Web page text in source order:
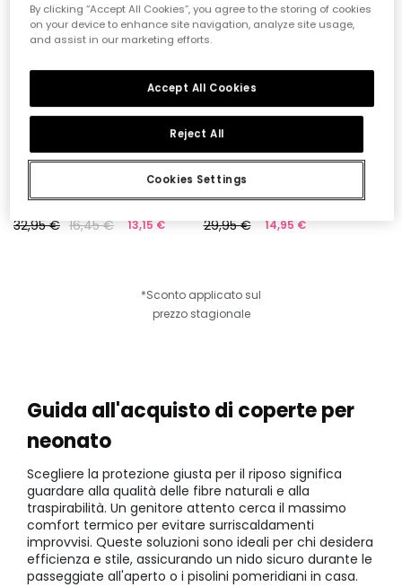
Coperta neonato in cotone stampato
32,95 € 16,45 € 13,15 €
Coperta per bebè in cotone stampato
29,95 €
14,95 €
*Sconto applicato sul
prezzo stagionale
Guida all'acquisto di coperte per
neonato
Scegliere la protezione giusta per il riposo significa
guardare alla qualità delle fibre naturali e alla
traspirabilità. Un genitore attento cerca il massimo
comfort termico per evitare surriscaldamenti
improvvisi. Queste soluzioni sono ideali per chi desidera
efficienza e stile, assicurando un nido sicuro durante le
passeggiate all'aperto o i pisolini pomeridiani in casa.
By clicking “Accept All Cookies”, you agree to the storing of cookies
on your device to enhance site navigation, analyze site usage,
and assist in our marketing efforts.
Cookies Settings
Reject All
Accept All Cookies